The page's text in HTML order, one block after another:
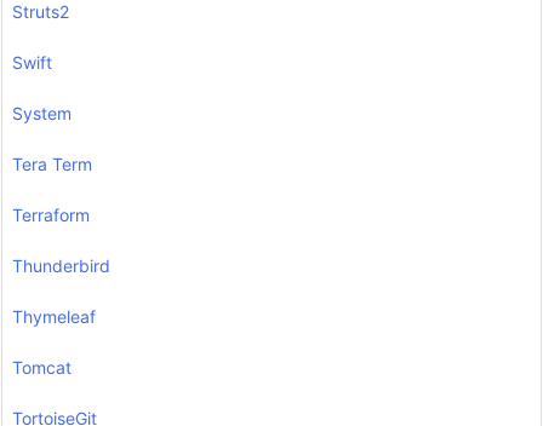
Struts2
Swift
System
Tera Term
Terraform
Thunderbird
Thymeleaf
Tomcat
TortoiseGit